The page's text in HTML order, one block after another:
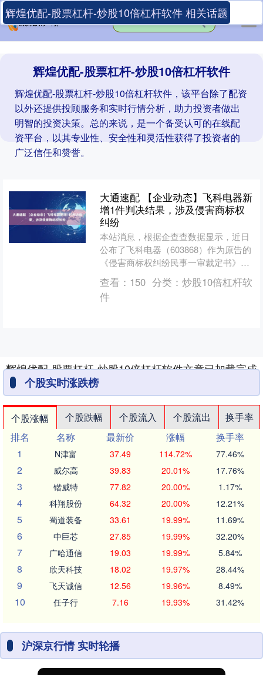
辉煌优配-股票杠杆-炒股10倍杠杆软件
辉煌优配-股票杠杆-炒股10倍杠杆软件，该平台除了配资
以外还提供投顾服务和实时行情分析，助力投资者做出
明智的投资决策。总的来说，是一个备受认可的在线配
资平台，以其专业性、安全性和灵活性获得了投资者的
广泛信任和赞誉。
辉煌优配-股票杠杆-炒股10倍杠杆软件 相关话题
大通速配 【企业动态】飞科电器新
增1件判决结果，涉及侵害商标权
纠纷
本站消息，根据企查查数据显示，近日
公布了飞科电器（603868）作为原告的
《侵害商标权纠纷民事一审裁定书》大
通速配，详细内容如下： 案号：
（2024）渝0192....
查看： 150 分类： 炒股10倍杠杆软
件
辉煌优配-股票杠杆-炒股10倍杠杆软件文章已加载完成
个股实时涨跌榜
个股涨幅 个股跌幅 个股流入 个股流出
换手率
排名
名称 最新价 涨幅
换手率
1
N津富 37.49 114.72% 77.46%
2 威尔高 39.83 20.01% 17.76%
3 锴威特 77.82 20.00% 1.17%
4 科翔股份 64.32 20.00% 12.21%
5 蜀道装备 33.61 19.99% 11.69%
6 中巨芯 27.85 19.99% 32.20%
7 广哈通信 19.03 19.99% 5.84%
8 欣天科技 18.02 19.97% 28.44%
9 飞天诚信 12.56 19.96% 8.49%
10 任子行 7.16 19.93% 31.42%
沪深京行情 实时轮播